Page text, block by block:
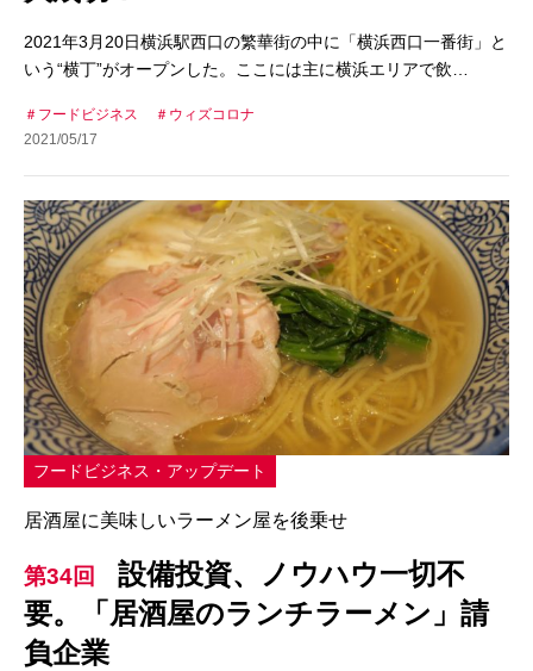
2021年3月20日横浜駅西口の繁華街の中に「横浜西口一番街」と
いう“横丁”がオープンした。ここには主に横浜エリアで飲…
フードビジネス
ウィズコロナ
2021/05/17
フードビジネス・アップデート
居酒屋に美味しいラーメン屋を後乗せ
第34回
設備投資、ノウハウ一切不
要。「居酒屋のランチラーメン」請
負企業